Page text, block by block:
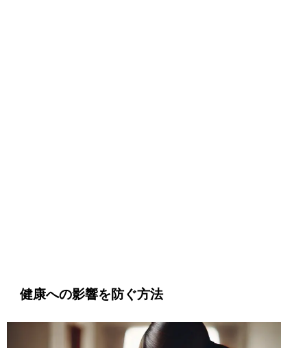
健康への影響を防ぐ方法